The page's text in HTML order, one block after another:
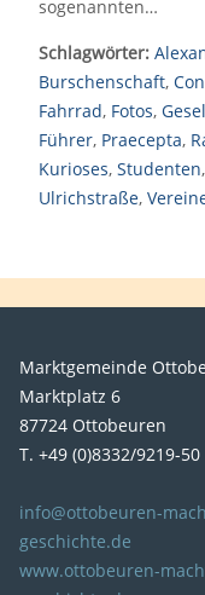
sogenannten…
Schlagwörter:
Burschenschaft,
Fahrrad, Fotos,
Führer, Praecepta,
Kurioses, Studenten,
Ulrichstraße,
Marktgemeinde
Marktplatz 6
87724 Ottobeuren
T. +49 (0)8332/9219-50
info@ottobeuren-
geschichte.de
www.ottobeuren-